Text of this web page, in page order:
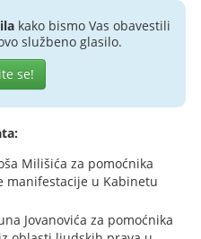
kako bismo Vas obavestili
službeno glasilo.
se!
Milišića za pomoćnika
manifestacije u Kabinetu
Jovanovića za pomoćnika